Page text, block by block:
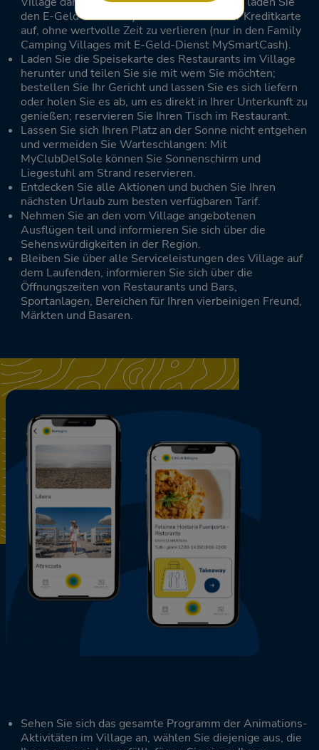
den E-Geld-Dienst MySmartCash mit Ihrer Kreditkarte
auf, ohne wertvolle Zeit zu verlieren (nur in den Family
Camping Villages mit E-Geld-Dienst MySmartCash).
Laden Sie die Speisekarte des Restaurants im Village
herunter und teilen Sie sie mit wem Sie möchten;
bestellen Sie Ihr Gericht und lassen Sie es sich liefern
oder holen Sie es ab, um es direkt in Ihrer Unterkunft zu
genießen; reservieren Sie Ihren Tisch im Restaurant.
Lassen Sie sich Ihren Platz an der Sonne nicht entgehen
und vermeiden Sie Warteschlangen: Mit
MyClubDelSole können Sie Sonnenschirm und
Liegestuhl am Strand reservieren.
Entdecken Sie alle Aktionen und buchen Sie Ihren
nächsten Urlaub zum besten verfügbaren Tarif.
Nehmen Sie an den vom Village angebotenen
Ausflügen teil und informieren Sie sich über die
Sehenswürdigkeiten in der Region.
Bleiben Sie über alle Serviceleistungen des Village auf
dem Laufenden, informieren Sie sich über die
Öffnungszeiten von Restaurants und Bars,
Sportanlagen, Bereichen für Ihren vierbeinigen Freund,
Märkten und Basaren.
Sehen Sie sich das gesamte Programm der Animations-
Aktivitäten im Village an, wählen Sie diejenige aus, die